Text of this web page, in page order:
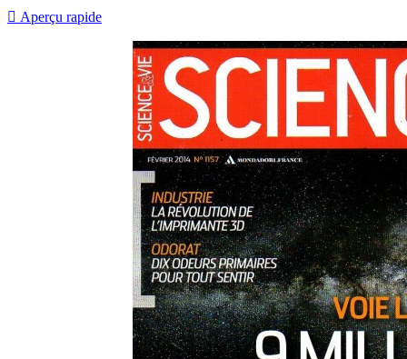
base
 Aperçu rapide